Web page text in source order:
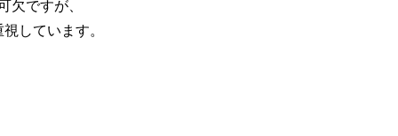
欠ですが、
しています。